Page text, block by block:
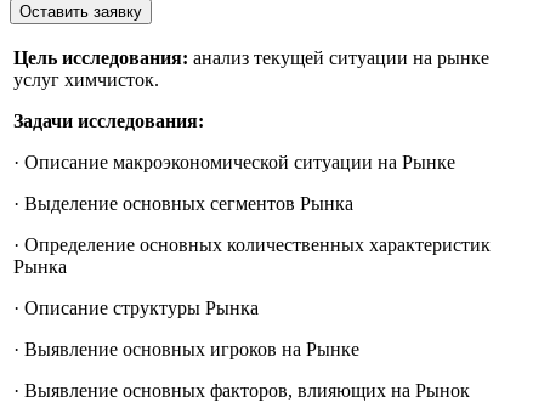
Оставить заявку
Цель исследования: анализ текущей ситуации на рынке
услуг химчисток.
Задачи исследования:
· Описание макроэкономической ситуации на Рынке
· Выделение основных сегментов Рынка
· Определение основных количественных характеристик
Рынка
· Описание структуры Рынка
· Выявление основных игроков на Рынке
· Выявление основных факторов, влияющих на Рынок